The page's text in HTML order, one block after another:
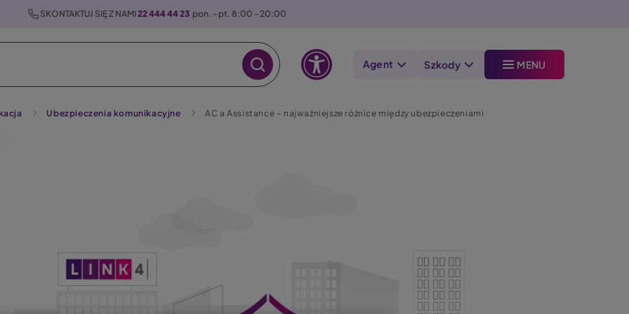
SKONTAKTUJ SIĘ Z NAMI 22 444 44 23 pon. - pt. 8:00 - 20:00
Agent Szkody MENU
Ubezpieczenia komunikacyjne AC a Assistance – najważniejsze różnice między ubezpieczeniami